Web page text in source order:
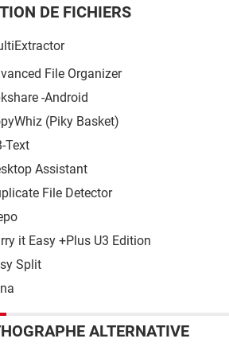
DE FICHIERS
File Organizer
-Android
(Piky Basket)
Text
Assistant
File Detector
it Easy +Plus U3 Edition
Split
ALTERNATIVE